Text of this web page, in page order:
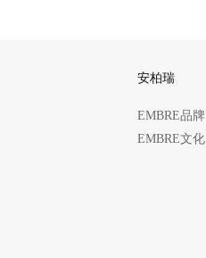
安柏瑞
EMBRE品牌
EMBRE文化